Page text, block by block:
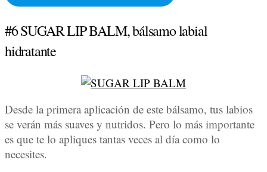
#6 SUGAR LIP BALM, bálsamo labial
hidratante
Desde la primera aplicación de este bálsamo, tus labios
se verán más suaves y nutridos. Pero lo más importante
es que te lo apliques tantas veces al día como lo
necesites.